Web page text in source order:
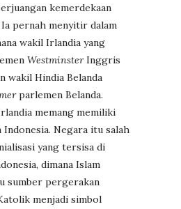
kemerdekaan
Ia pernah menyitir dalam
wakil Irlandia yang
WestminsterInggris
wakil Hindia Belanda
parlemen Belanda.
memang memiliki
Indonesia. Negara itu salah
yang tersisa di
dimana Islam
sumber pergerakan
menjadi simbol